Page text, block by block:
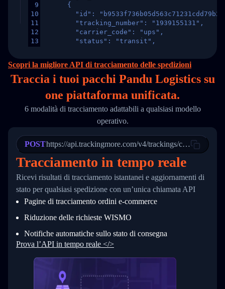
9
10
11
12
13
16
17
21
24
26
27
28
30
31
32
33
34
      {
"id":
        "tracking_number": "1939155131",
        "carrier_code": "ups",
        "status": "transit",
        "itemTimeLength": 2,
        "weblink": "",
        "phone": null,
        "trackinfo": [
          {
            "Date": "2017-03-08 04: 22: 00",
"StatusDescription": "Departed
          },
          {
            "Date": "2017-03-06 15:28:00",
"StatusDescription": "Shipment
"Details": "BEIJING-
          }
        ]
      }
    ]
  }
}
Scopri la migliore API di tracciamento delle spedizioni
Traccia i tuoi pacchi Pandu Logistics su
one piattaforma unificata.
6 modalità di tracciamento adattabili a qualsiasi modello
operativo.
POSThttps://api.trackingmore.com/v4/trackings/create
Tracciamento in tempo reale
Ricevi risultati di tracciamento istantanei e aggiornamenti di
stato per qualsiasi spedizione con un’unica chiamata API
Pagine di tracciamento ordini e‑commerce
Riduzione delle richieste WISMO
Notifiche automatiche sullo stato di consegna
Prova l’API in tempo reale </>